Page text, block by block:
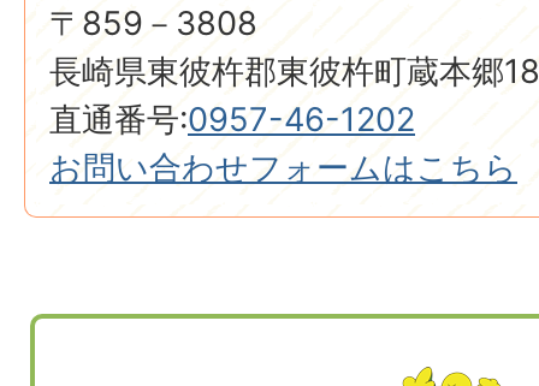
〒859－3808
長崎県東彼杵郡東彼杵町蔵本郷
直通番号:0957-46-1202
お問い合わせフォームはこちら